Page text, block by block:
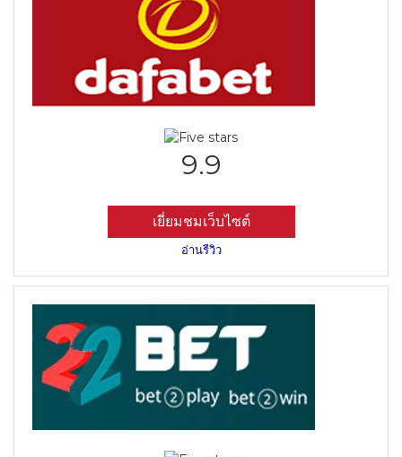
9.9
เยี่ยมชมเว็บไซต์
อ่านรีวิว